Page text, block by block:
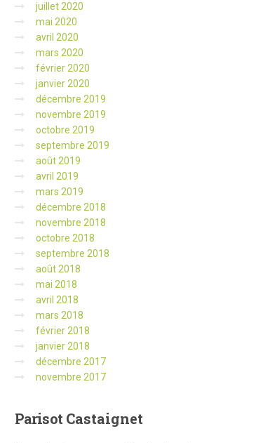
juillet 2020
mai 2020
avril 2020
mars 2020
février 2020
janvier 2020
décembre 2019
novembre 2019
octobre 2019
septembre 2019
août 2019
avril 2019
mars 2019
décembre 2018
novembre 2018
octobre 2018
septembre 2018
août 2018
mai 2018
avril 2018
mars 2018
février 2018
janvier 2018
décembre 2017
novembre 2017
ParisotCastaignet